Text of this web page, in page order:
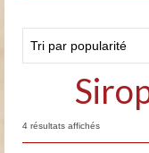
4 résultats affichésTrié
par